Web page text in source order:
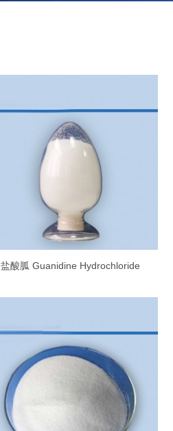
盐酸胍 Guanidine Hydrochloride